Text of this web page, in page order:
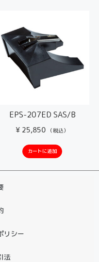
EPS-207ED SAS/B
¥ 25,850 （税込）
カートに追加
リシー
法